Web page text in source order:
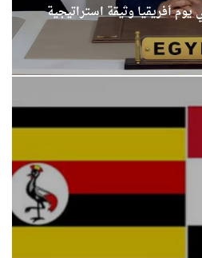
أفريقيا وثيقة استراتيجية